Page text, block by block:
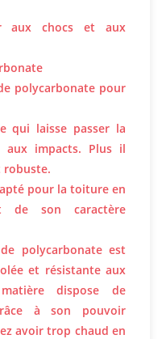
aux chocs et aux
polycarbonate pour
qui laisse passer la
aux impacts. Plus il
robuste.
pour la toiture en
son caractère
polycarbonate est
et résistante aux
dispose de
à son pouvoir
avoir trop chaud en